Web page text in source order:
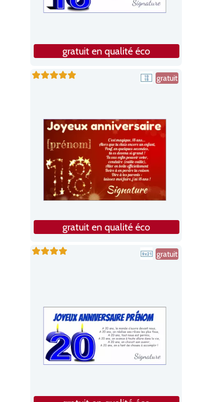
gratuit en qualité éco
gratuit
gratuit en qualité éco
gratuit